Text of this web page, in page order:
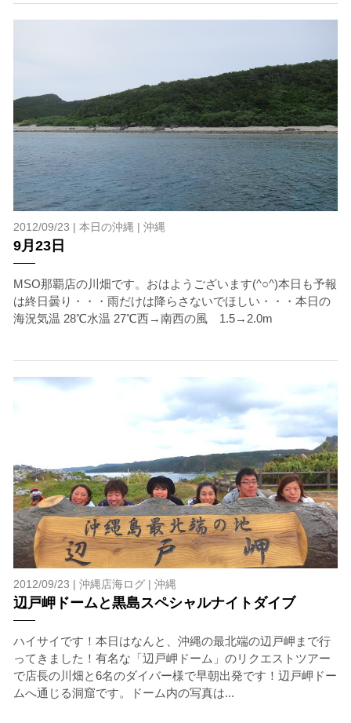
2012/09/23 | 本日の沖縄 | 沖縄
9月23日
MSO那覇店の川畑です。おはようございます(^○^)本日も予報
は終日曇り・・・雨だけは降らさないでほしい・・・本日の
海況気温 28℃水温 27℃西→南西の風 1.5→2.0m
2012/09/23 | 沖縄店海ログ| 沖縄
辺戸岬ドームと黒島スペシャルナイトダイブ
ハイサイです！本日はなんと、沖縄の最北端の辺戸岬まで行
ってきました！有名な「辺戸岬ドーム」のリクエストツアー
で店長の川畑と6名のダイバー様で早朝出発です！辺戸岬ドー
ムへ通じる洞窟です。ドーム内の写真は...
が本ツアーに参加できるレベルに達していないと判断し
た場合には、参加をお断りする場合があります。スキン
ダイビングの経験が浅い方については、条件付きでのご
案内となる場合があります。その際のご返金には応じか
ねますので、あらかじめご了承ください。これまでの経
験については当日ご申告いただきますので、ご不安のあ
る方は事前にご相談ください。
7.器材やスーツのレンタル
ホエールスイム参加時に使用する器材やスーツのレンタ
ルをご希望の方は、事前にお申し出ください。
承諾しました。
危険の告知
ホエールスイムは、通常のスノーケリングやスキンダイビ
ングに伴う危険に加え、予測不能なクジラの行動や、クジ
ラとの接触によってトラブルが発生する可能性がありま
す。さらに、流れのある海上で、船上からエントリーやエ
キジットを行う際にもトラブルが生じる可能性がありま
す。そして、これらを要因として傷害や損害が発生する場
合があります。またホエールスイムでは、これら以外にも
想定できないトラブルが発生する可能性があります。
参加者はこれらのリスクを理解し、傷害や損害につながっ
た場合、またはその他いかなる理由があっても、当ツアー
開催主催者とガイド、船舶の保有者及び船長に対して損害
賠償を請求しません。
承諾しました。
上記承諾ください。